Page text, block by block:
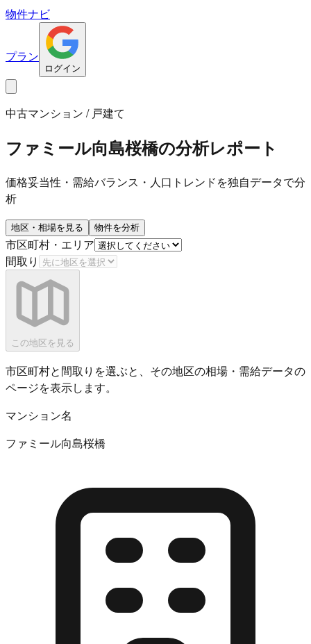
物件ナビ
プラン
ログイン
中古マンション / 戸建て
ファミール向島桜橋の分析レポート
価格妥当性・需給バランス・人口トレンドを独自データで分
析
地区・相場を見る 物件を分析
市区町村・エリア
間取り
この地区を見る
市区町村と間取りを選ぶと、その地区の相場・需給データの
ページを表示します。
マンション名
ファミール向島桜橋